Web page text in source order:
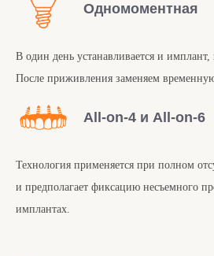
Одномоментная
В один день устанавливается и
После приживления заменяем
All-on-4 и All-on-6
Технология применяется при полном
и предполагает фиксацию несъемного
имплантах.